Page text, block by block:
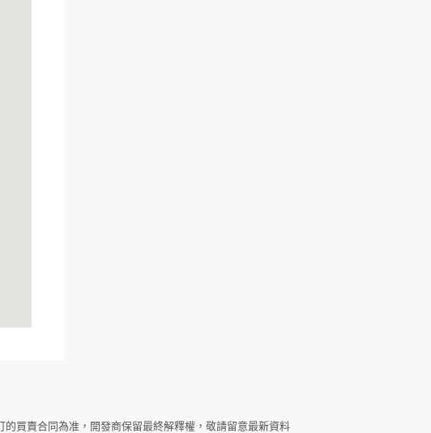
買賣合同為准，開發商保留最終解釋權，敬請留意最新資料